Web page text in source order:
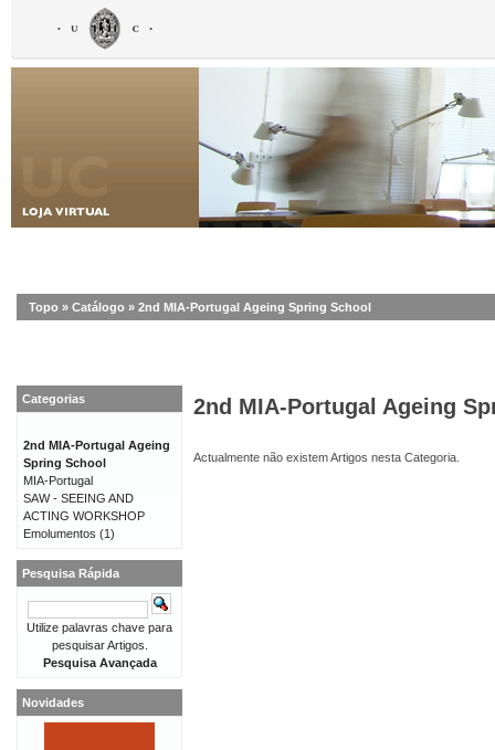
Topo » Catálogo » 2nd MIA-Portugal Ageing Spring School
2nd MIA-Portugal Ageing
Actualmente não existem Artigos nesta Categoria.
Categorias
2nd MIA-Portugal Ageing
Spring School
MIA-Portugal
SAW - SEEING AND
ACTING WORKSHOP
Emolumentos (1)
Pesquisa Rápida
Utilize palavras chave para
pesquisar Artigos.
Pesquisa Avançada
Novidades